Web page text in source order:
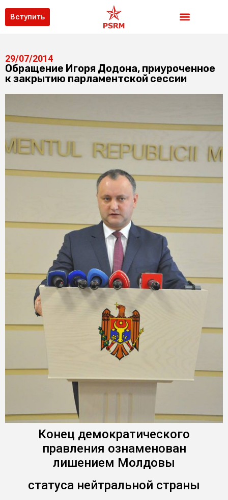
Вступить
29/07/2014
Обращение Игоря Додона, приуроченное
к закрытию парламентской сессии
Конец демократического
правления ознаменован
лишением Молдовы
статуса нейтральной страны